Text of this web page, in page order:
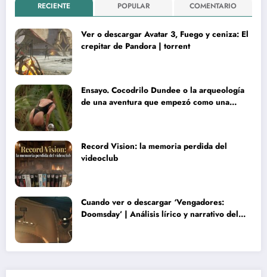
RECIENTE POPULAR COMENTARIO
Ver o descargar Avatar 3, Fuego y ceniza: El
crepitar de Pandora | torrent
Ensayo. Cocodrilo Dundee o la arqueología
de una aventura que empezó como una
Record Vision: la memoria perdida del
videoclub
Cuando ver o descargar ‘Vengadores:
Doomsday’ | Análisis lírico y narrativo del